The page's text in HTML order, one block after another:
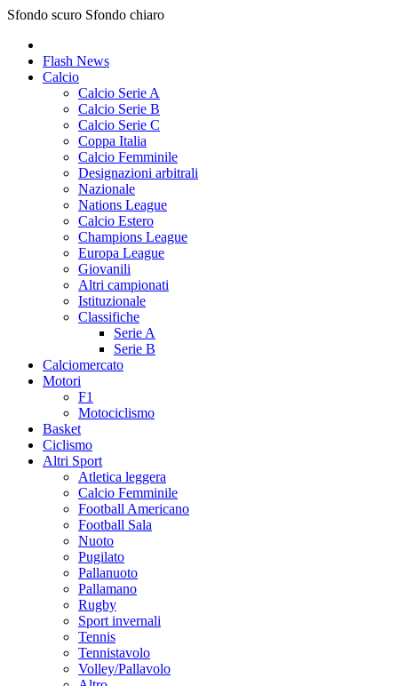
Sfondo scuro Sfondo chiaro
Flash News
Calcio
Calcio Serie A
Calcio Serie B
Calcio Serie C
Coppa Italia
Calcio Femminile
Designazioni arbitrali
Nazionale
Nations League
Calcio Estero
Champions League
Europa League
Giovanili
Altri campionati
Istituzionale
Classifiche
Serie A
Serie B
Calciomercato
Motori
F1
Motociclismo
Basket
Ciclismo
Altri Sport
Atletica leggera
Calcio Femminile
Football Americano
Football Sala
Nuoto
Pugilato
Pallanuoto
Pallamano
Rugby
Sport invernali
Tennis
Tennistavolo
Volley/Pallavolo